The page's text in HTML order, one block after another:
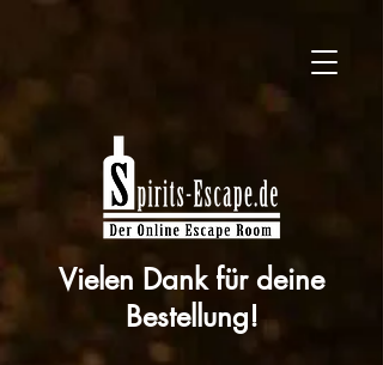
Vielen Dank für deine
Bestellung!